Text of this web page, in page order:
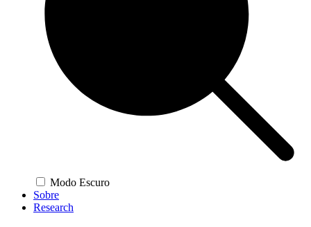
Modo Escuro
Sobre
Research